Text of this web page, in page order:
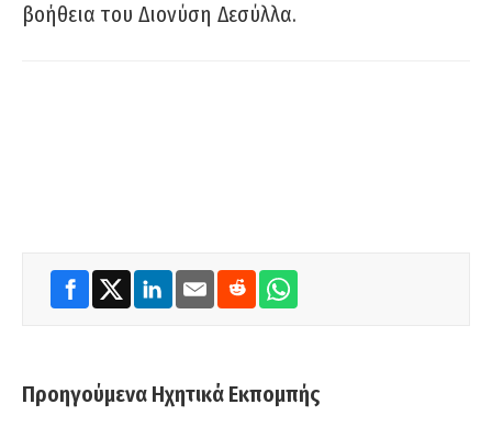
βοήθεια του Διονύση Δεσύλλα.
Προηγούμενα Ηχητικά Εκπομπής